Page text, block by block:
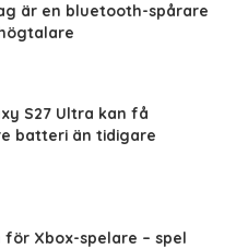
är en bluetooth-spårare
S27 Ultra kan få
batteri än tidigare
Xbox-spelare – spel